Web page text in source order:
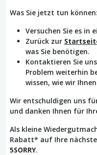
Was Sie jetzt tun können:
Versuchen Sie es in
Zurück zur
was Sie benötigen.
Kontaktieren Sie
Problem weiterhin
wissen, wie wir
Wir entschuldigen uns
und danken Ihnen für
Als kleine
Rabatt* auf Ihre
5SORRY.